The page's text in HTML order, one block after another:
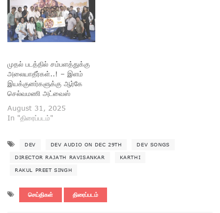
முதல் படத்தில் சம்பளத்துக்கு
அலையாதீர்கள்..! – இளம்
இயக்குனர்களுக்கு ஆர்கே
செல்வமணி அட்வைஸ்
August 31, 2025
In "திரைப்படம்"
DEV DEV AUDIO ON DEC 29TH DEV SONGS
DIRECTOR RAJATH RAVISANKAR KARTHI
RAKUL PREET SINGH
செய்திகள் திரைப்படம்